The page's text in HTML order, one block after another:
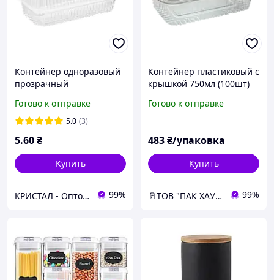
Контейнер одноразовый
прозрачный
1800 мл 35 PET HF
(227х127х85 мм) для
Готово к отправке
5.0 (3)
5.60₴
Купить
КРИСТАЛ - Оптовая и розничная торговля одноразовой посудой, товарами санитарно-бытового назначения 99%
Контейнер пластиковый с
крышкой 750мл (100шт)
Готово к отправке
483₴/упаковка
Купить
🥛ТОВ "ПАК ХАУС" 99%